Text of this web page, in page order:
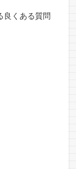
良くある質問